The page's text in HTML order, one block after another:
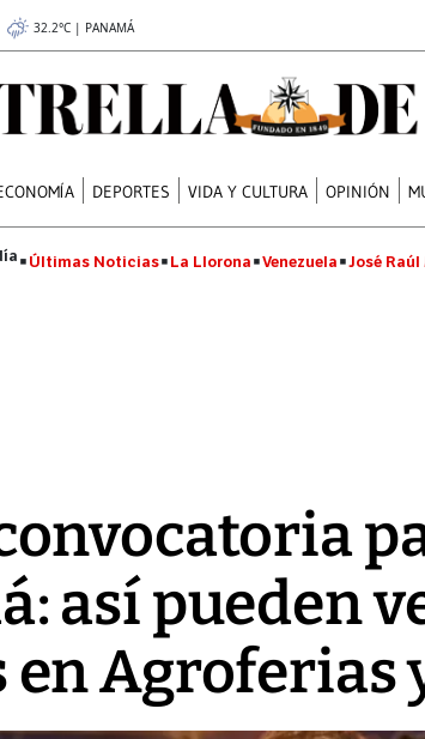
32.2°C | PANAMÁ
DEPORTES VIDA Y CULTURA OPINIÓN
Últimas Noticias La Llorona Venezuela José
así pueden
Agroferias